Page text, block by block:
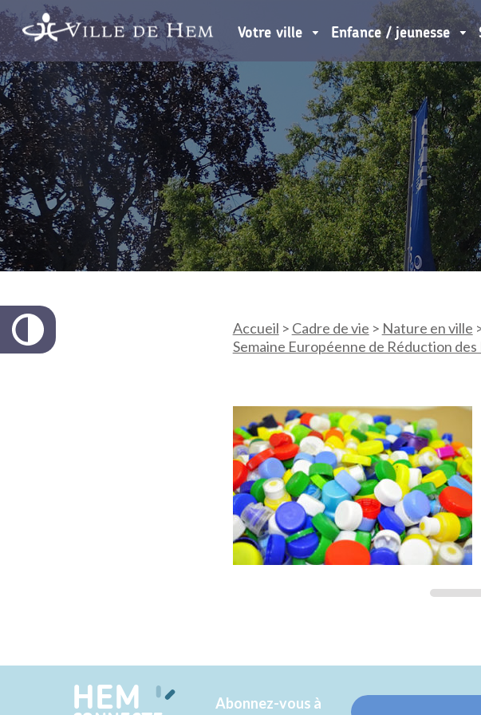
Votre ville Enfance / jeunesse
Accueil > Cadre de vie > Nature en ville
Semaine Européenne de Réduction
HEM
Abonnez-vous à